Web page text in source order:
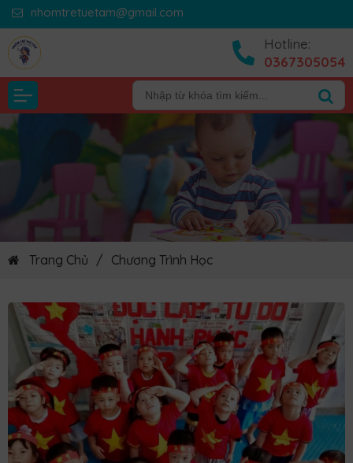
nhomtretuetam@gmail.com
Hotline:
0367305054
Trang Chủ / Chương Trình Học